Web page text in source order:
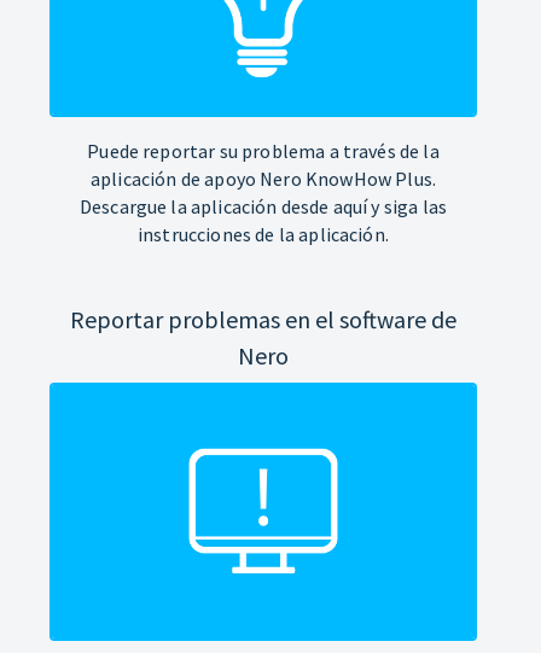
Puede reportar su problema a través de la
aplicación de apoyo Nero KnowHow Plus.
Descargue la aplicación desde aquí y siga las
instrucciones de la aplicación.
Reportar problemas en el software de
Nero